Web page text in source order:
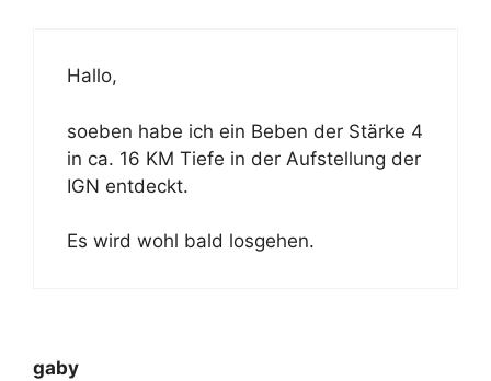
Hallo,
soeben habe ich ein Beben der Stärke 4
in ca. 16 KM Tiefe in der Aufstellung der
IGN entdeckt.
Es wird wohl bald losgehen.
gaby